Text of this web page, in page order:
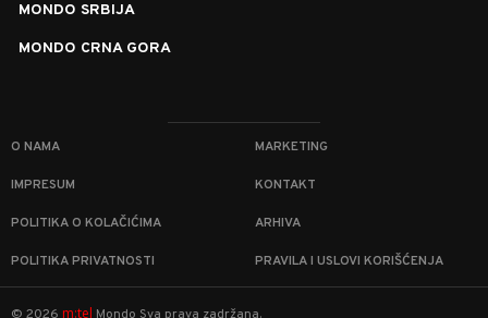
MONDO SRBIJA
MONDO CRNA GORA
O NAMA MARKETING
IMPRESUM KONTAKT
POLITIKA O KOLAČIĆIMA ARHIVA
POLITIKA PRIVATNOSTI PRAVILA I USLOVI KORIŠĆENJA
m:tel